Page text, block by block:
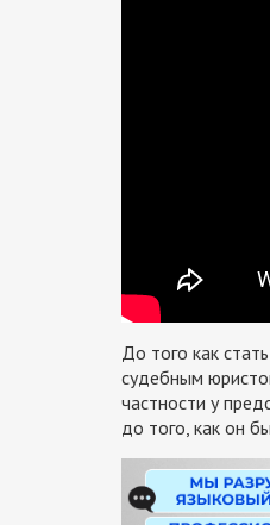
До того как
судебным
частности у
до того, как он